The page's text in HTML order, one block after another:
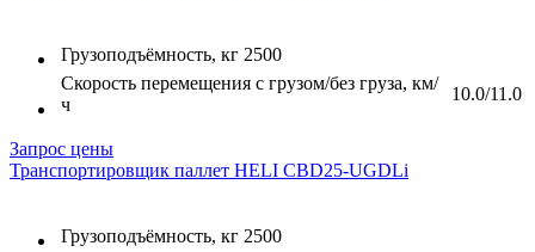
Грузоподъёмность, кг 2500
Скорость перемещения с грузом/без груза, км/
ч
10.0/11.0
Запрос цены
Транспортировщик паллет HELI CBD25-UGDLi
Грузоподъёмность, кг 2500